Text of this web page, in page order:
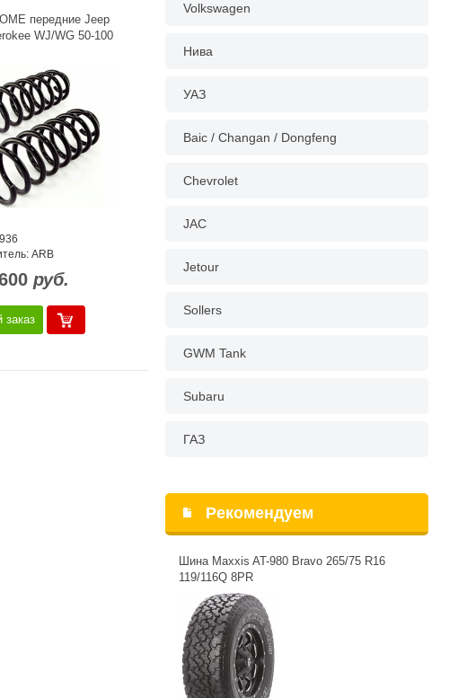
передние Jeep
WJ/WG 50-100
ARB
руб.
заказ
Volkswagen
Нива
УАЗ
Baic / Changan / Dongfeng
Chevrolet
JAC
Jetour
Sollers
GWM Tank
Subaru
ГАЗ
Рекомендуем
Шина Maxxis AT-980 Bravo 265/75 R16
119/116Q 8PR